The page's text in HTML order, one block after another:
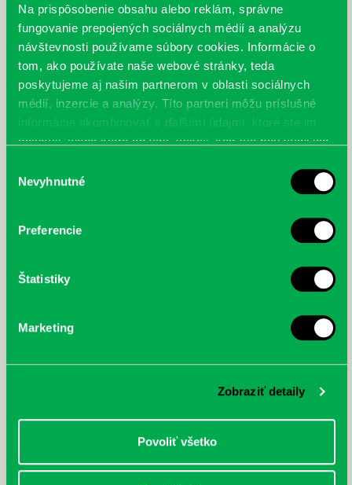
Na prispôsobenie obsahu alebo reklám, správne
fungovanie prepojených sociálnych médií a analýzu
návštevnosti používame súbory cookies. Informácie o
tom, ako používate naše webové stránky, teda
poskytujeme aj našim partnerom v oblasti sociálnych
médií, inzercie a analýzy. Títo partneri môžu príslušné
informácie skombinovať s ďalšími údajmi, ktoré ste im
poskytli, alebo ktoré od vás získali, keď ste používali ich
súhlasu
Nevyhnutné
Preferencie
Štatistiky
Marketing
Zobraziť detaily
Povoliť všetko
novinari09-04.jpg novinari09-05.jpg novinari09-06.jpg
Najnovšie
Letné horúčavy dajú zabrať každému z nás.
Chceme vás preto informovať, že sa naša
petržalská knižnica stala súčasťou pilotného
projektu…